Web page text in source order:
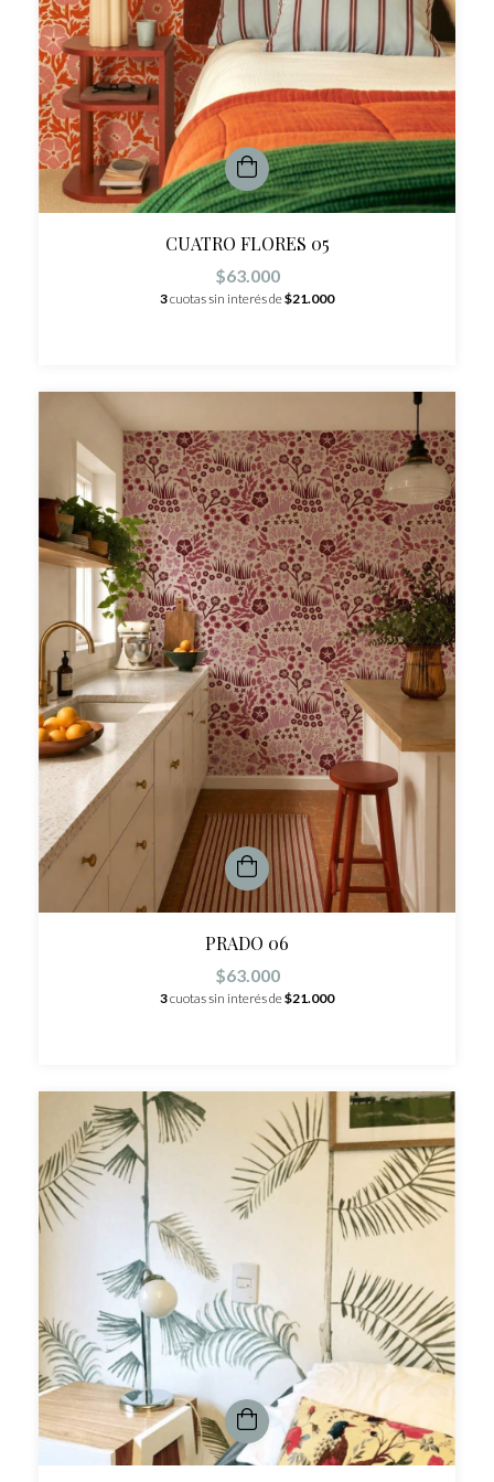
CUATRO FLORES 05
$63.000
3cuotas sin interés de$21.000
PRADO 06
$63.000
3cuotas sin interés de$21.000